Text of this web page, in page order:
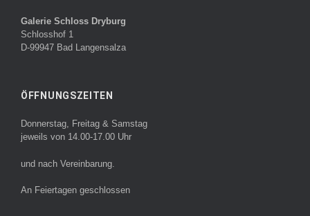
Galerie Schloss Dryburg
Schlosshof 1
D-99947 Bad Langensalza
ÖFFNUNGSZEITEN
Donnerstag, Freitag & Samstag
jeweils von 14.00-17.00 Uhr
und nach Vereinbarung.
An Feiertagen geschlossen